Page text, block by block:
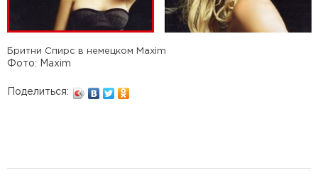
Бритни Спирс в немецком Maxim
Фото: Maxim
Поделиться: